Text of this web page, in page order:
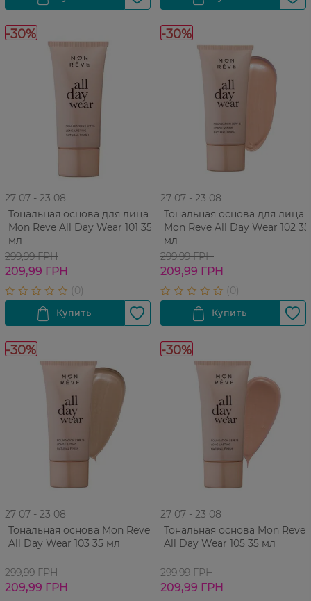
-30%
27 07 - 23 08
Тональная основа для лица
Mon Reve All Day Wear 101 35
мл
299,99 ГРН
209,99 ГРН
-30%
27 07 - 23 08
Тональная основа для лица
Mon Reve All Day Wear 102 35
мл
299,99 ГРН
209,99 ГРН
-30%
27 07 - 23 08
Тональная основа Mon Reve
All Day Wear 103 35 мл
299,99 ГРН
209,99 ГРН
-30%
27 07 - 23 08
Тональная основа Mon Reve
All Day Wear 105 35 мл
299,99 ГРН
209,99 ГРН